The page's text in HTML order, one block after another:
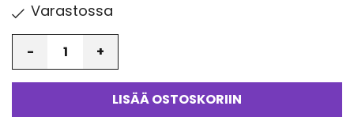
Varastossa
LISÄÄ OSTOSKORIIN